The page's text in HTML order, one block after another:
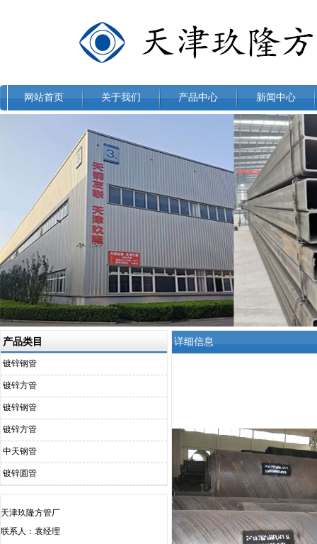
网站首页 关于我们 产品中心 新闻中心
产品类目
镀锌钢管
镀锌方管
镀锌钢管
镀锌方管
中天钢管
镀锌圆管
天津玖隆方管厂
联系人：袁经理
详细信息